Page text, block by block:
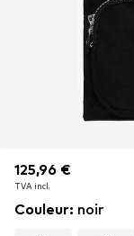
125,96 €
TVA incl.
125,96 €
TVA incl.
125,96 €
TVA incl.
Couleur: noir